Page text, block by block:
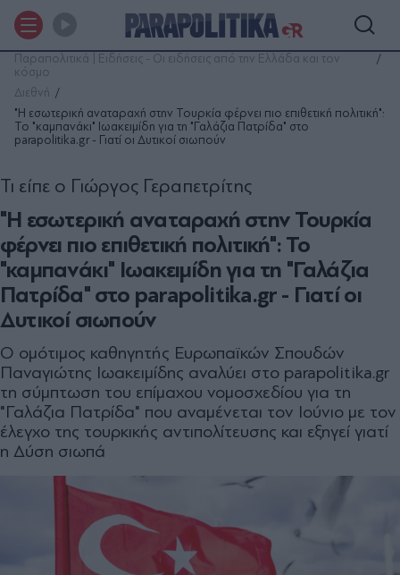
Παραπολιτικά | Ειδήσεις - Οι ειδήσεις από την Ελλάδα και τον
κόσμο
Διεθνή
"Η εσωτερική αναταραχή στην Τουρκία φέρνει πιο επιθετική πολιτική":
Το "καμπανάκι" Ιωακειμίδη για τη "Γαλάζια Πατρίδα" στο
parapolitika.gr - Γιατί οι Δυτικοί σιωπούν
"Η εσωτερική αναταραχή στην Τουρκία
φέρνει πιο επιθετική πολιτική": Το
"καμπανάκι" Ιωακειμίδη για τη "Γαλάζια
Πατρίδα" στο parapolitika.gr - Γιατί οι
Δυτικοί σιωπούν
Τι είπε ο Γιώργος Γεραπετρίτης
Ο ομότιμος καθηγητής Ευρωπαϊκών Σπουδών
Παναγιώτης Ιωακειμίδης αναλύει στο parapolitika.gr
τη σύμπτωση του επίμαχου νομοσχεδίου για τη
"Γαλάζια Πατρίδα" που αναμένεται τον Ιούνιο με τον
έλεγχο της τουρκικής αντιπολίτευσης και εξηγεί γιατί
η Δύση σιωπά